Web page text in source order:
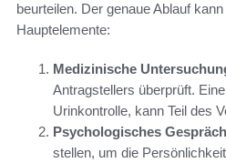
beurteilen. Der genaue Ablauf
Hauptelemente:
Medizinische
Antragstellers überprüft.
Urinkontrolle, kann Teil des
Psychologisches
stellen, um die